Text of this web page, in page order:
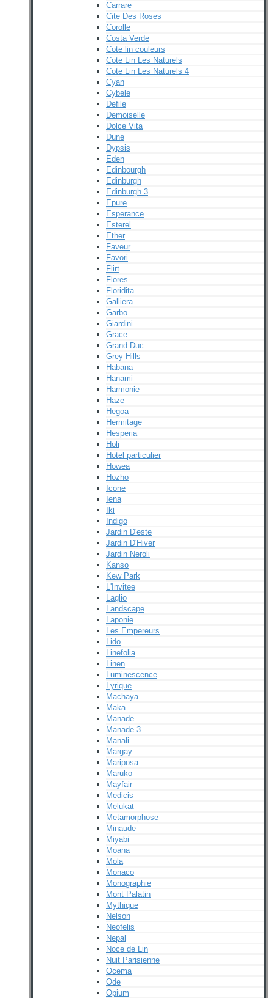
Carrare
Cite Des Roses
Corolle
Costa Verde
Cote lin couleurs
Cote Lin Les Naturels
Cote Lin Les Naturels 4
Cyan
Cybele
Defile
Demoiselle
Dolce Vita
Dune
Dypsis
Eden
Edinbourgh
Edinburgh
Edinburgh 3
Epure
Esperance
Esterel
Ether
Faveur
Favori
Flirt
Flores
Floridita
Galliera
Garbo
Giardini
Grace
Grand Duc
Grey Hills
Habana
Hanami
Harmonie
Haze
Hegoa
Hermitage
Hesperia
Holi
Hotel particulier
Howea
Hozho
Icone
Iena
Iki
Indigo
Jardin D'este
Jardin D'Hiver
Jardin Neroli
Kanso
Kew Park
L'Invitee
Laglio
Landscape
Laponie
Les Empereurs
Lido
Linefolia
Linen
Luminescence
Lyrique
Machaya
Maka
Manade
Manade 3
Manali
Margay
Mariposa
Maruko
Mayfair
Medicis
Melukat
Metamorphose
Minaude
Miyabi
Moana
Mola
Monaco
Monographie
Mont Palatin
Mythique
Nelson
Neofelis
Nepal
Noce de Lin
Nuit Parisienne
Ocema
Ode
Opium